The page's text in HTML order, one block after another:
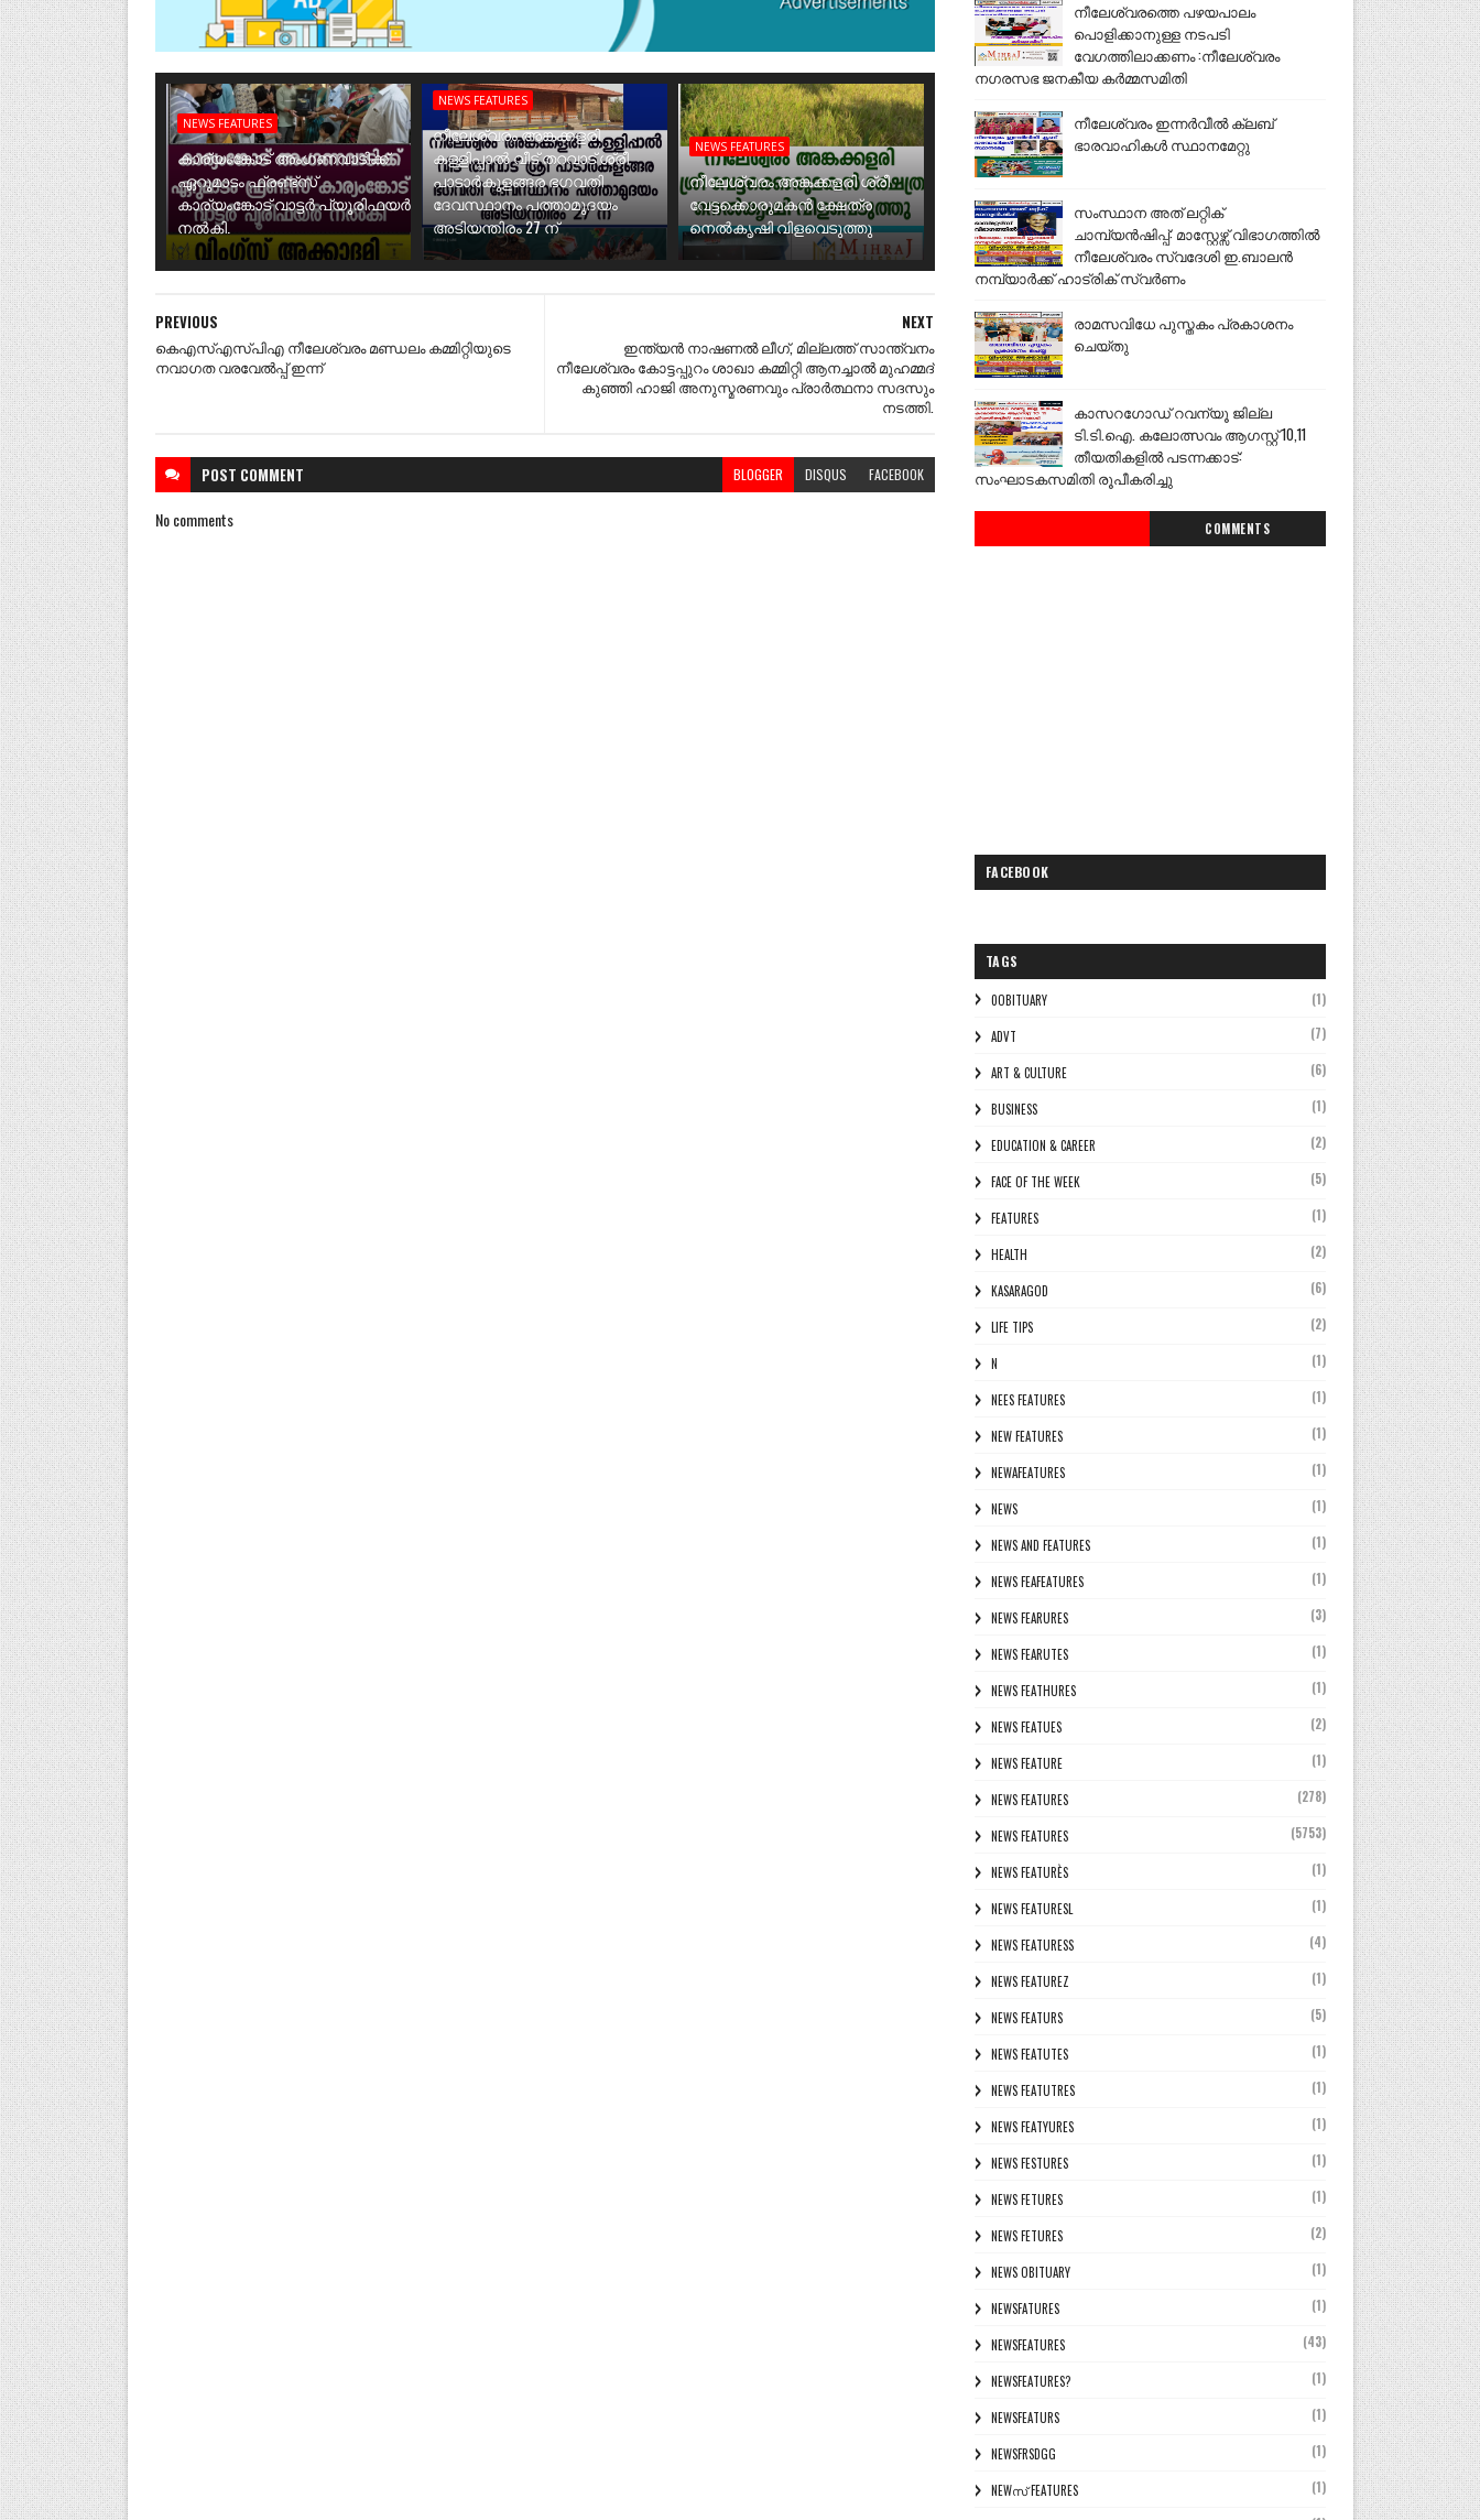
NEWS FEATURES
കാര്യംങ്കോട് അംഗണവാടിക്ക്
ഏറുമാടം ഫ്രണ്ട്സ്
കാര്യംങ്കോട് വാട്ടർ പ്യൂരിഫയർ
നൽകി.
NEWS FEATURES
നീലേശ്വരം അങ്കക്കളരി
കള്ളിപ്പാൽ വീട് തറവാട് ശ്രീ
പാടാർകുളങ്ങര ഭഗവതി
ദേവസ്ഥാനം പത്താമുദയം
അടിയന്തിരം 27 ന്
NEWS FEATURES
നീലേശ്വരം അങ്കക്കളരി ശ്രീ
വേട്ടക്കൊരുമകൻ ക്ഷേത്ര
നെൽകൃഷി വിളവെടുത്തു
NEXT
ഇന്ത്യൻ നാഷണൽ ലീഗ്, മില്ലത്ത് സാന്ത്വനം
നീലേശ്വരം കോട്ടപ്പുറം ശാഖാ കമ്മിറ്റി ആനച്ചാൽ മുഹമ്മദ്
കുഞ്ഞി ഹാജി അനുസ്മരണവും പ്രാർത്ഥനാ സദസും
നടത്തി.
PREVIOUS
കെഎസ്എസ്പിഎ നീലേശ്വരം മണ്ഡലം കമ്മിറ്റിയുടെ
നവാഗത വരവേൽപ്പ് ഇന്ന്
POST COMMENT BLOGGER DISQUS FACEBOOK
No comments
നീലേശ്വരത്തെ പഴയപാലം
പൊളിക്കാനുള്ള നടപടി
വേഗത്തിലാക്കണം :നീലേശ്വരം
നഗരസഭ ജനകീയ കർമ്മസമിതി
നീലേശ്വരം ഇന്നർവീൽ ക്ലബ്
ഭാരവാഹികൾ സ്ഥാനമേറ്റു
സംസ്ഥാന അത് ലറ്റിക്
ചാമ്പ്യൻഷിപ്പ്: മാസ്റ്റേഴ്സ് വിഭാഗത്തിൽ
നീലേശ്വരം സ്വദേശി ഇ.ബാലൻ
നമ്പ്യാർക്ക് ഹാട്രിക് സ്വർണം
രാമസവിധേ പുസ്തകം പ്രകാശനം
ചെയ്തു
കാസറഗോഡ് റവന്യൂ ജില്ല
ടി.ടി.ഐ. കലോത്സവം ആഗസ്റ്റ് 10,11
തീയതികളിൽ പടന്നക്കാട്:
സംഘാടകസമിതി രൂപീകരിച്ചു
COMMENTS
FACEBOOK
TAGS
0OBITUARY (1)
ADVT (7)
ART & CULTURE (6)
BUSINESS (1)
EDUCATION & CAREER (2)
FACE OF THE WEEK (5)
FEATURES (1)
HEALTH (2)
KASARAGOD (6)
LIFE TIPS (2)
N (1)
NEES FEATURES (1)
NEW FEATURES (1)
NEWAFEATURES (1)
NEWS (1)
NEWS AND FEATURES (1)
NEWS FEAFEATURES (1)
NEWS FEARURES (3)
NEWS FEARUTES (1)
NEWS FEATHURES (1)
NEWS FEATUES (2)
NEWS FEATURE (1)
NEWS FEATURES (278)
NEWS FEATURES (5753)
NEWS FEATURÈS (1)
NEWS FEATURESL (1)
NEWS FEATURESS (4)
NEWS FEATUREZ (1)
NEWS FEATURS (5)
NEWS FEATUTES (1)
NEWS FEATUTRES (1)
NEWS FEATYURES (1)
NEWS FESTURES (1)
NEWS FETURES (1)
NEWS FETURES (2)
NEWS OBITUARY (1)
NEWSFATURES (1)
NEWSFEATURES (43)
NEWSFEATURES? (1)
NEWSFEATURS (1)
NEWSFRSDGG (1)
NEWസ് FEATURES (1)